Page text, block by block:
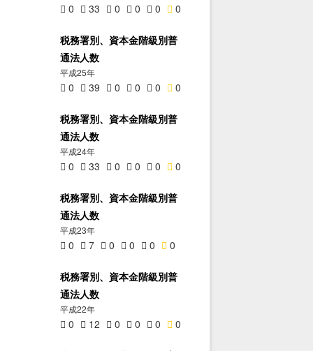
0 33 0 0 0 0
税務署別、資本金階級別普
通法人数
平成25年
0 39 0 0 0 0
税務署別、資本金階級別普
通法人数
平成24年
0 33 0 0 0 0
税務署別、資本金階級別普
通法人数
平成23年
0 7 0 0 0 0
税務署別、資本金階級別普
通法人数
平成22年
0 12 0 0 0 0